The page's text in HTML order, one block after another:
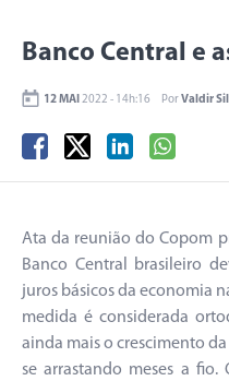
Banco Central e
12 MAI2022 - 14h:16 Por Valdir
Ata da reunião do Copom
Banco Central brasileiro
juros básicos da economia
medida é considerada
ainda mais o crescimento
se arrastando meses a